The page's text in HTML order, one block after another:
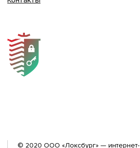
© 2020 ООО «Локсбург» — интернет-